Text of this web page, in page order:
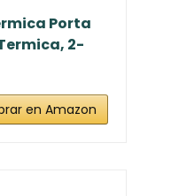
Porta
2-
en Amazon